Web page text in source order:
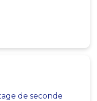
de seconde